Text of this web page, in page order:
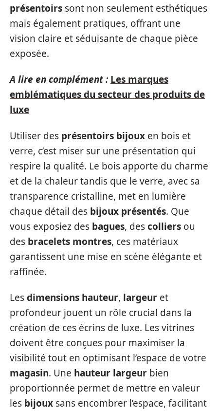
présentoirs sont non seulement esthétiques
mais également pratiques, offrant une
vision claire et séduisante de chaque pièce
exposée.
A lire en complément : Les marques
emblématiques du secteur des produits de
luxe
Utiliser des présentoirs bijoux en bois et
verre, c’est miser sur une présentation qui
respire la qualité. Le bois apporte du charme
et de la chaleur tandis que le verre, avec sa
transparence cristalline, met en lumière
chaque détail des bijoux présentés. Que
vous exposiez des bagues, descolliers ou
des bracelets montres, ces matériaux
garantissent une mise en scène élégante et
raffinée.
Lesdimensions hauteur, largeur et
profondeur jouent un rôle crucial dans la
création de ces écrins de luxe. Les vitrines
doivent être conçues pour maximiser la
visibilité tout en optimisant l’espace de votre
magasin. Une hauteur largeur bien
proportionnée permet de mettre en valeur
les bijoux sans encombrer l’espace, facilitant